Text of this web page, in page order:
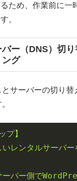
ため、作業前に一
。
ー（DNS）切
ング
とサーバーの切り替
プ】
いレンタルサーバ
ーバー側で